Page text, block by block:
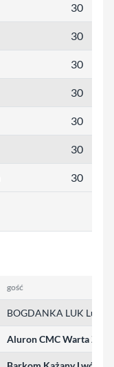
30
30
30
30
30
30
30
gość
BOGDANKA LUK Lublin
Aluron CMC Warta